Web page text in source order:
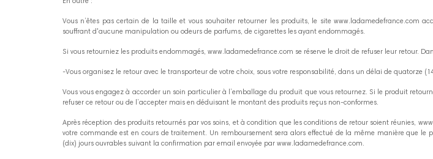
En outre :
Vous n’êtes pas certain de la taille et vous souhaiter retourner les produits, le site
souffrant d'aucune manipulation ou odeurs de parfums, de cigarettes les ayant endommagés.
Si vous retourniez les produits endommagés, www.ladamedefrance.com se réserve le droit de refuser leur retour.
-Vous organisez le retour avec le transporteur de votre choix, sous votre responsabilité, dans un délai de quatorze
Vous vous engagez à accorder un soin particulier à l’emballage du produit que vous retournez. Si le produit
refuser ce retour ou de l’accepter mais en déduisant le montant des produits reçus non-conformes.
Après réception des produits retournés par vos soins, et à condition que les conditions de retour soient réunies,
votre commande est en cours de traitement. Un remboursement sera alors effectué de la même manière que
(dix) jours ouvrables suivant la confirmation par email envoyée par www.ladamedefrance.com.